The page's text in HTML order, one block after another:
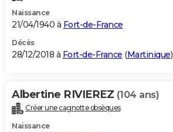
Naissance
21/04/1940 à Fort-de-France
Décès
28/12/2018 à Fort-de-France (Martinique)
Albertine RIVIEREZ (104 ans)
Créer une cagnotte obsèques
Naissance